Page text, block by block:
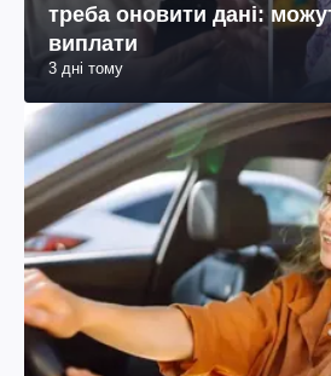
треба оновити дані:
виплати
3 дні тому